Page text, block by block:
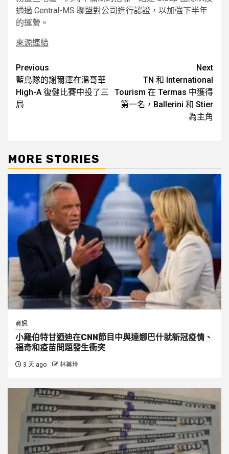
通過 Central-MS 聯盟對公司進行認證，以加強下半年
的運營。
來源連結
Post
navigation
Previous
藍鳥隊的謝爾澤在溫哥華
High-A 復健比賽中投了三
局
Next
TN 和 International
Tourism 在 Termas 中獲得
第一名，Ballerini 和 Stier
為主角
MORE STORIES
資訊
小羅伯特甘迺迪在CNN節目中與達娜巴什就新冠疫情、
福奇和疫苗問題發生衝突
3 天 ago 林美玲